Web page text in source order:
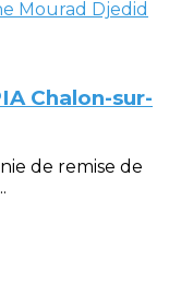
Chalon-sur-
de remise de